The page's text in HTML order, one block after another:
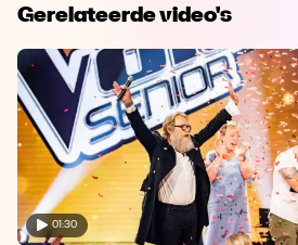
Gerelateerde video's
01:30